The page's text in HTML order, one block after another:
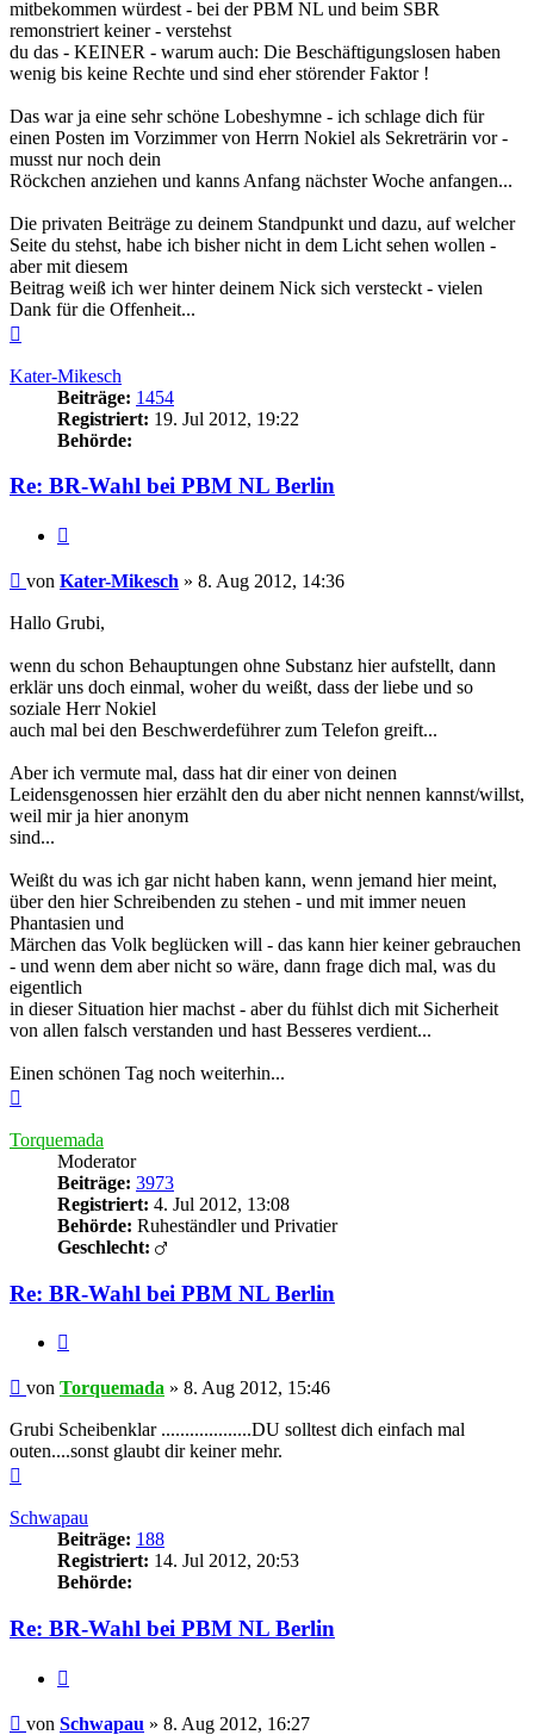
mitbekommen würdest - bei der PBM NL und beim SBR
remonstriert keiner - verstehst
du das - KEINER - warum auch: Die Beschäftigungslosen haben
wenig bis keine Rechte und sind eher störender Faktor !
Das war ja eine sehr schöne Lobeshymne - ich schlage dich für
einen Posten im Vorzimmer von Herrn Nokiel als Sekreträrin vor -
musst nur noch dein
Röckchen anziehen und kanns Anfang nächster Woche anfangen...
Die privaten Beiträge zu deinem Standpunkt und dazu, auf welcher
Seite du stehst, habe ich bisher nicht in dem Licht sehen wollen -
aber mit diesem
Beitrag weiß ich wer hinter deinem Nick sich versteckt - vielen
Dank für die Offenheit...
Kater-Mikesch
Beiträge: 1454
Registriert: 19. Jul 2012, 19:22
Behörde:
Re: BR-Wahl bei PBM NL Berlin
Beitrag
von Kater-Mikesch » 8. Aug 2012, 14:36
Hallo Grubi,
wenn du schon Behauptungen ohne Substanz hier aufstellt, dann
erklär uns doch einmal, woher du weißt, dass der liebe und so
soziale Herr Nokiel
auch mal bei den Beschwerdeführer zum Telefon greift...
Aber ich vermute mal, dass hat dir einer von deinen
Leidensgenossen hier erzählt den du aber nicht nennen kannst/willst,
weil mir ja hier anonym
sind...
Weißt du was ich gar nicht haben kann, wenn jemand hier meint,
über den hier Schreibenden zu stehen - und mit immer neuen
Phantasien und
Märchen das Volk beglücken will - das kann hier keiner gebrauchen
- und wenn dem aber nicht so wäre, dann frage dich mal, was du
eigentlich
in dieser Situation hier machst - aber du fühlst dich mit Sicherheit
von allen falsch verstanden und hast Besseres verdient...
Einen schönen Tag noch weiterhin...
Torquemada
Moderator
Beiträge: 3973
Registriert: 4. Jul 2012, 13:08
Behörde: Ruheständler und Privatier
Geschlecht:
Re: BR-Wahl bei PBM NL Berlin
Beitrag
von Torquemada » 8. Aug 2012, 15:46
Grubi Scheibenklar ...................DU solltest dich einfach mal
outen....sonst glaubt dir keiner mehr.
Schwapau
Beiträge: 188
Registriert: 14. Jul 2012, 20:53
Behörde:
Re: BR-Wahl bei PBM NL Berlin
Beitrag
von Schwapau » 8. Aug 2012, 16:27